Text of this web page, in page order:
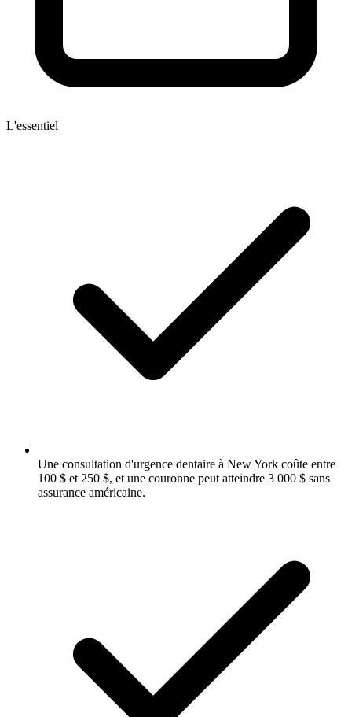
L'essentiel
Une consultation d'urgence dentaire à New York coûte entre
100 $ et 250 $, et une couronne peut atteindre 3 000 $ sans
assurance américaine.